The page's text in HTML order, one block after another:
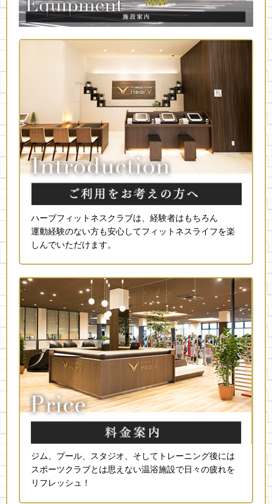
ハーブフィットネスクラブは、経験者はもちろん
運動経験のない方も安心してフィットネスライフを楽
しんでいただけます。
ジム、プール、スタジオ、そしてトレーニング後には
スポーツクラブとは思えない温浴施設で日々の疲れを
リフレッシュ！